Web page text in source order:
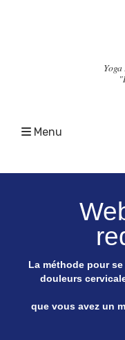
Menu
La méthode pour
douleurs
que vous avez un